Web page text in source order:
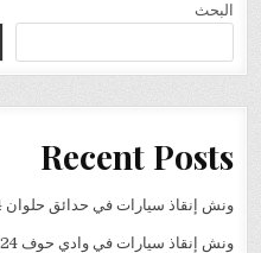
البحث
Recent Posts
ونش إنقاذ سيارات في حدائق حلوان 24 ساعة | ونش الفرسان
ونش إنقاذ سيارات في وادي حوف 24 ساعة | ونش الفرسان